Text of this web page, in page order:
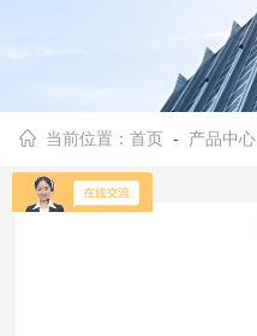
当前位置：首页 - 产品中心